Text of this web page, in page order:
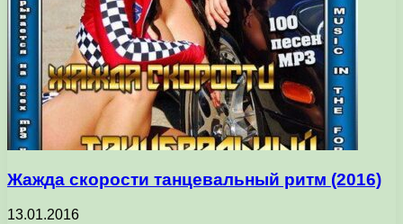
Жажда скорости танцевальный ритм (2016)
13.01.2016